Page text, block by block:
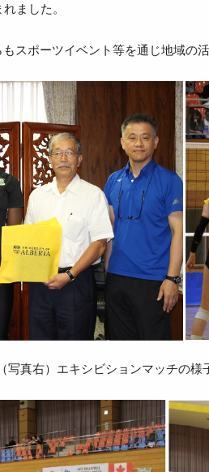
ました。
スポーツイベント等を通じ地域の
真右）エキシビションマッチの様